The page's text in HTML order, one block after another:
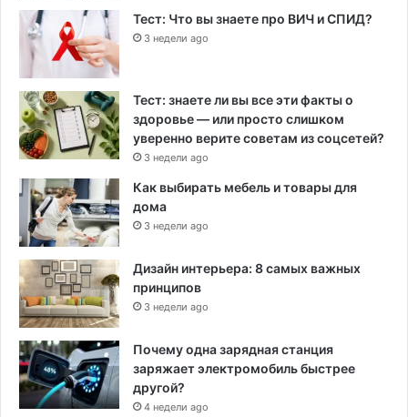
Тест: Что вы знаете про ВИЧ и СПИД?
3 недели ago
Тест: знаете ли вы все эти факты о
здоровье — или просто слишком
уверенно верите советам из соцсетей?
3 недели ago
Как выбирать мебель и товары для
дома
3 недели ago
Дизайн интерьера: 8 самых важных
принципов
3 недели ago
Почему одна зарядная станция
заряжает электромобиль быстрее
другой?
4 недели ago